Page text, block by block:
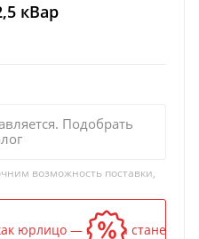
кВар
Подобрать
возможность поставки,
юрлицо — и цена станет